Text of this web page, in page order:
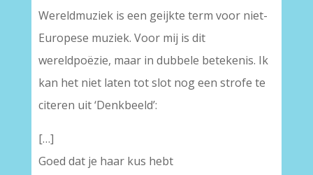
Wereldmuziek is een geijkte term voor niet-
Europese muziek. Voor mij is dit
wereldpoëzie, maar in dubbele betekenis. Ik
kan het niet laten tot slot nog een strofe te
citeren uit ‘Denkbeeld’:
[…]
Goed dat je haar kus hebt